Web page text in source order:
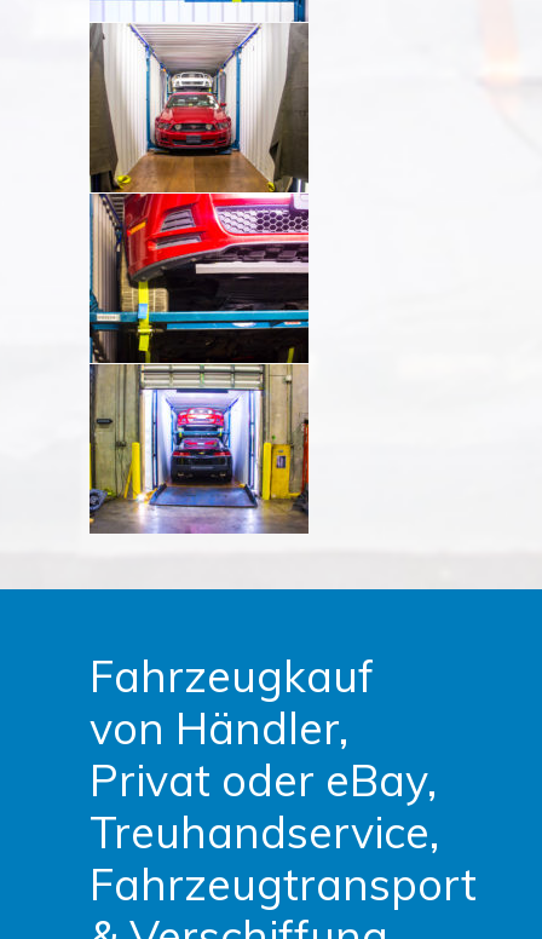
Fahrzeugkauf
von Händler,
Privat oder eBay,
Treuhandservice,
Fahrzeugtransport